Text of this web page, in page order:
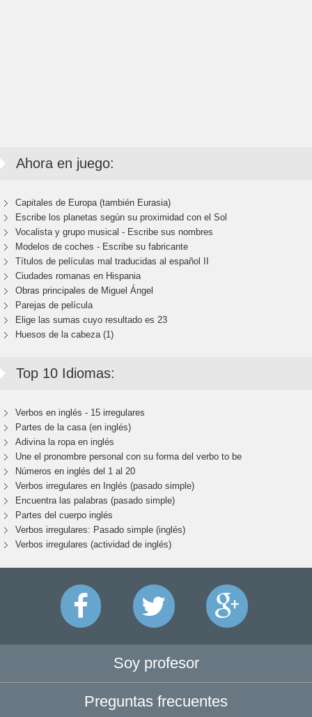
Ahora en juego:
Capitales de Europa (también Eurasia)
Escribe los planetas según su proximidad con el Sol
Vocalista y grupo musical - Escribe sus nombres
Modelos de coches - Escribe su fabricante
Títulos de películas mal traducidas al español II
Ciudades romanas en Hispania
Obras principales de Miguel Ángel
Parejas de película
Elige las sumas cuyo resultado es 23
Huesos de la cabeza (1)
Top 10 Idiomas:
Verbos en inglés - 15 irregulares
Partes de la casa (en inglés)
Adivina la ropa en inglés
Une el pronombre personal con su forma del verbo to be
Números en inglés del 1 al 20
Verbos irregulares en Inglés (pasado simple)
Encuentra las palabras (pasado simple)
Partes del cuerpo inglés
Verbos irregulares: Pasado simple (inglés)
Verbos irregulares (actividad de inglés)
Soy profesor
Preguntas frecuentes